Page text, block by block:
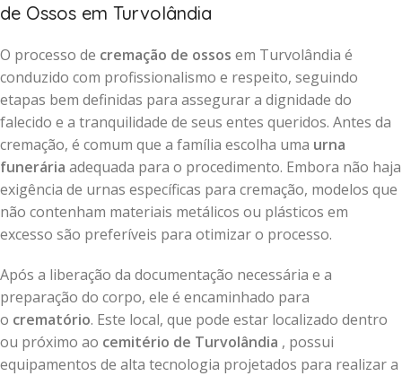
de Ossos em Turvolândia
O processo de cremação de ossos em Turvolândia é
conduzido com profissionalismo e respeito, seguindo
etapas bem definidas para assegurar a dignidade do
falecido e a tranquilidade de seus entes queridos. Antes da
cremação, é comum que a família escolha uma urna
funerária adequada para o procedimento. Embora não haja
exigência de urnas específicas para cremação, modelos que
não contenham materiais metálicos ou plásticos em
excesso são preferíveis para otimizar o processo.
Após a liberação da documentação necessária e a
preparação do corpo, ele é encaminhado para
o crematório. Este local, que pode estar localizado dentro
ou próximo ao cemitério de Turvolândia , possui
equipamentos de alta tecnologia projetados para realizar a